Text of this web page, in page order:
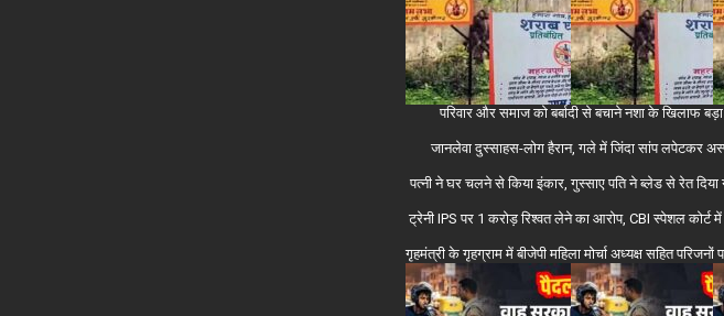
परिवार और समाज को बर्बादी से बचाने नशा के खिलाफ
जानलेवा दुस्साहस-लोग हैरान, गले में जिंदा सांप लपेटकर
पत्नी ने घर चलने से किया इंकार, गुस्साए पति ने ब्लेड से रेत
ट्रेनी IPS पर 1 करोड़ रिश्वत लेने का आरोप, CBI स्पेशल
गृहमंत्री के गृहग्राम में बीजेपी महिला मोर्चा अध्यक्ष सहित